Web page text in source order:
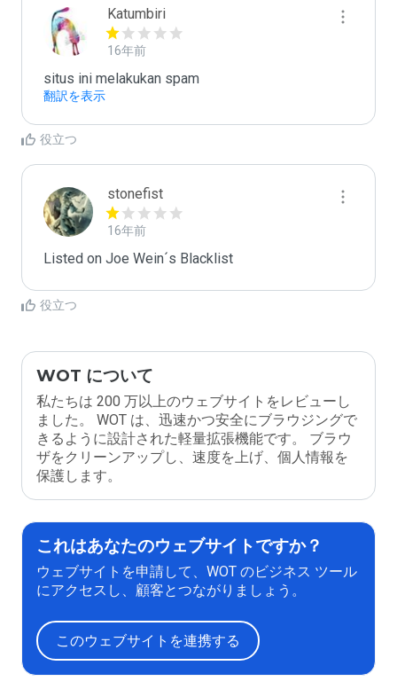
Katumbiri
16年前
situs ini melakukan spam
翻訳を表示
役立つ
stonefist
16年前
Listed on Joe Wein´s Blacklist
役立つ
WOT について
私たちは 200 万以上のウェブサイトをレビューし
ました。 WOT は、迅速かつ安全にブラウジングで
きるように設計された軽量拡張機能です。 ブラウ
ザをクリーンアップし、速度を上げ、個人情報を
保護します。
これはあなたのウェブサイトですか？
ウェブサイトを申請して、WOT のビジネス ツール
にアクセスし、顧客とつながりましょう。
このウェブサイトを連携する